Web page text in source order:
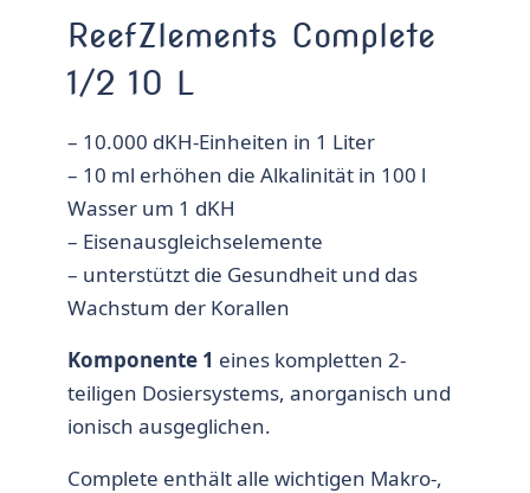
ReefZlements Complete
1/2 10 L
– 10.000 dKH-Einheiten in 1 Liter
– 10 ml erhöhen die Alkalinität in 100 l
Wasser um 1 dKH
– Eisenausgleichselemente
– unterstützt die Gesundheit und das
Wachstum der Korallen
Komponente 1 eines kompletten 2-
teiligen Dosiersystems, anorganisch und
ionisch ausgeglichen.
Complete enthält alle wichtigen Makro-,